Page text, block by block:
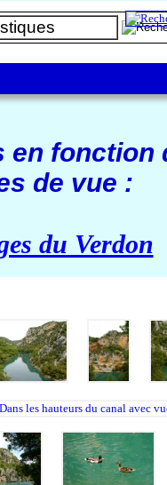
en fonction
de vue :
du Verdon